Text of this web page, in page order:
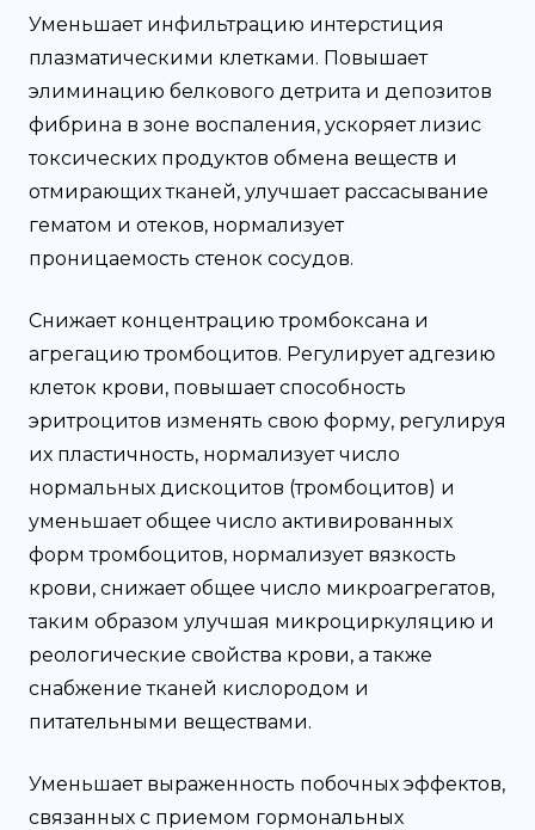
Уменьшает инфильтрацию интерстиция
плазматическими клетками. Повышает
элиминацию белкового детрита и депозитов
фибрина в зоне воспаления, ускоряет лизис
токсических продуктов обмена веществ и
отмирающих тканей, улучшает рассасывание
гематом и отеков, нормализует
проницаемость стенок сосудов.
Снижает концентрацию тромбоксана и
агрегацию тромбоцитов. Регулирует адгезию
клеток крови, повышает способность
эритроцитов изменять свою форму, регулируя
их пластичность, нормализует число
нормальных дискоцитов (тромбоцитов) и
уменьшает общее число активированных
форм тромбоцитов, нормализует вязкость
крови, снижает общее число микроагрегатов,
таким образом улучшая микроциркуляцию и
реологические свойства крови, а также
снабжение тканей кислородом и
питательными веществами.
Уменьшает выраженность побочных эффектов,
связанных с приемом гормональных